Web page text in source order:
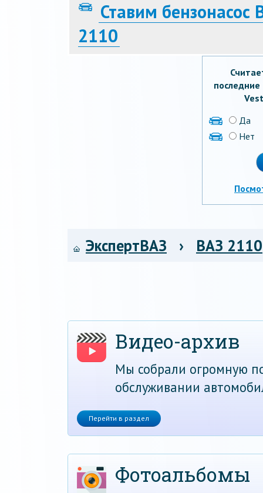
Ставим бензонасос
2110
Да
Нет
ЭкспертВАЗ › ВАЗ 2110
Видео-архив
Мы собрали огромную
обслуживании
Перейти в раздел
Фотоальбомы